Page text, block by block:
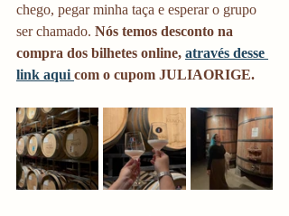
chego, pegar minha taça e esperar o grupo
ser chamado. Nós temos desconto na
compra dos bilhetes online, através desse
link aqui com o cupom JULIAORIGE.